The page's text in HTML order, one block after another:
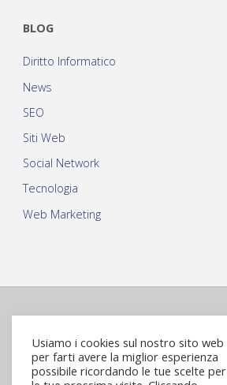
BLOG
Diritto Informatico
News
SEO
Siti Web
Social Network
Tecnologia
Web Marketing
Usiamo i cookies sul nostro sito web
per farti avere la miglior esperienza
possibile ricordando le tue scelte per